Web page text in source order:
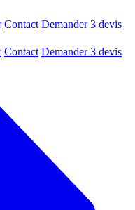
Contact Demander 3 devis
Contact Demander 3 devis